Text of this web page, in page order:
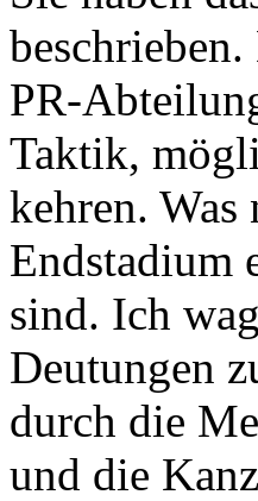
PR-
Taktik,
kehren. Was
Endstadium
sind. Ich
Deutungen
durch die
und die